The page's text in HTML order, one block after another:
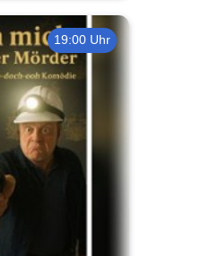
19:00 Uhr